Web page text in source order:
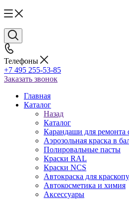
Телефоны
+7 495 255-53-85
Заказать звонок
Главная
Каталог
Назад
Каталог
Карандаши для ремонта
Аэрозольная краска в
Полировальные пасты
Краски RAL
Краски NCS
Автокраска для
Автокосметика и химия
Аксессуары